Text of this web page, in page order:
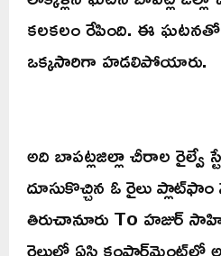
కలకలం రేపింది. ఈ
ఒక్కసారిగా హడలిపోయారు.
అది బాపట్లజిల్లా చీరాల రైల్వే
దూసుకొచ్చిన ఓ రైలు
తిరుచానూరు To హజుర్